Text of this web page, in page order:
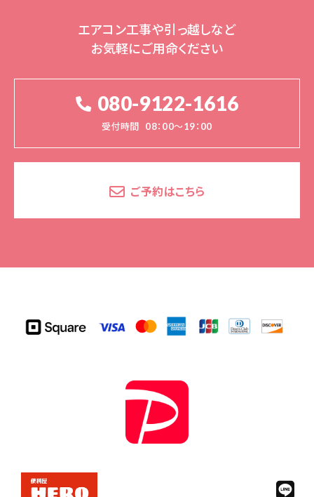
エアコン工事や引っ越しなど
お気軽にご用命ください
080-9122-1616
受付時間 08：00～19：00
ご予約はこちら